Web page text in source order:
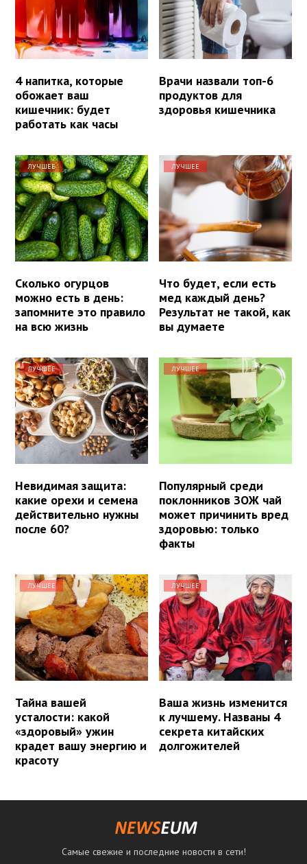
4 напитка, которые
обожает ваш
кишечник: будет
работать как часы
Врачи назвали топ-6
продуктов для
здоровья кишечника
ЛУЧШЕЕ
Сколько огурцов
можно есть в день:
запомните это правило
на всю жизнь
ЛУЧШЕЕ
Что будет, если есть
мед каждый день?
Результат не такой, как
вы думаете
ЛУЧШЕЕ
Невидимая защита:
какие орехи и семена
действительно нужны
после 60?
ЛУЧШЕЕ
Популярный среди
поклонников ЗОЖ чай
может причинить вред
здоровью: только
факты
ЛУЧШЕЕ
Тайна вашей
усталости: какой
«здоровый» ужин
крадет вашу энергию и
красоту
ЛУЧШЕЕ
Ваша жизнь изменится
к лучшему. Названы 4
секрета китайских
долгожителей
Самые свежие и последние новости в сети!